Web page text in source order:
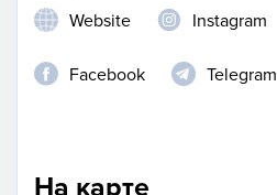
Website Instagram
Facebook Telegram
На карте